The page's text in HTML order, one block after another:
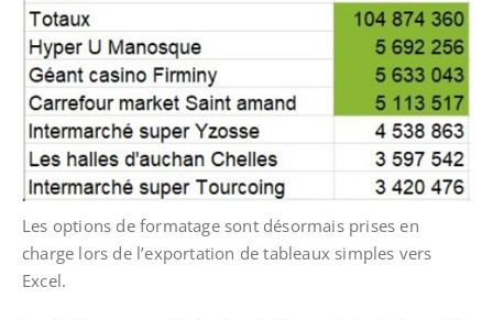
Les options de formatage sont désormais prises en
charge lors de l’exportation de tableaux simples vers
Excel.